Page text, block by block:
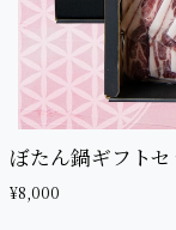
ぼたん鍋ギフトセ
¥8,000